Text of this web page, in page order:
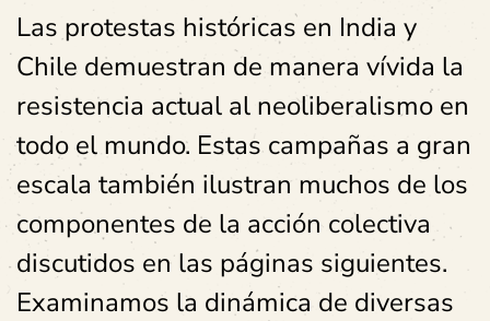
Las protestas históricas en India y
Chile demuestran de manera vívida la
resistencia actual al neoliberalismo en
todo el mundo. Estas campañas a gran
escala también ilustran muchos de los
componentes de la acción colectiva
discutidos en las páginas siguientes.
Examinamos la dinámica de diversas